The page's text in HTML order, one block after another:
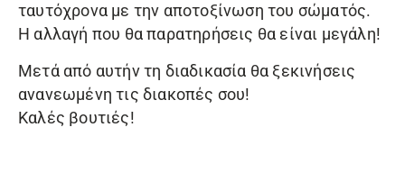
ταυτόχρονα με την αποτοξίνωση του σώματός.
Η αλλαγή που θα παρατηρήσεις θα είναι μεγάλη!
Μετά από αυτήν τη διαδικασία θα ξεκινήσεις
ανανεωμένη τις διακοπές σου!
Καλές βουτιές!